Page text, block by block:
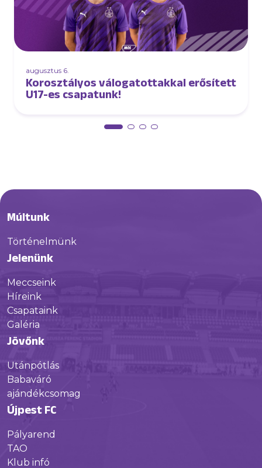
augusztus 6.
Korosztályos válogatottakkal erősített
U17-es csapatunk!
Múltunk
Történelmünk
Jelenünk
Meccseink
Híreink
Csapataink
Galéria
Jövőnk
Utánpótlás
Babaváró
ajándékcsomag
Újpest FC
Pályarend
TAO
Klub infó